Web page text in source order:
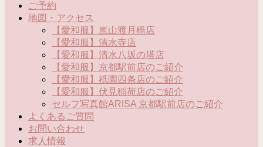
ご予約
地図・アクセス
【愛和服】嵐山渡月橋店
【愛和服】清水寺店
【愛和服】清水八坂の塔店
【愛和服】京都駅前店のご紹介
【愛和服】祇園四条店のご紹介
【愛和服】伏見稲荷店のご紹介
セルフ写真館ARISA 京都駅前店のご紹介
よくあるご質問
お問い合わせ
求人情報